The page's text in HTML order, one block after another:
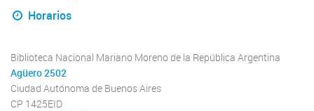
Horarios
Biblioteca Nacional Mariano Moreno de la República Argentina
Agüero 2502
Ciudad Autónoma de Buenos Aires
CP 1425EID